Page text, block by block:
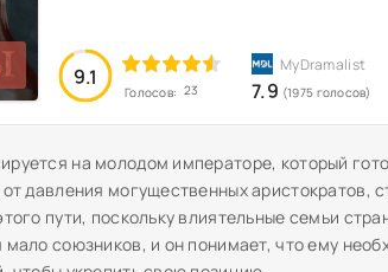
9.1
Голосов: 23 7.9 (1975 голосов)
на молодом императоре, который
давления могущественных аристократов,
пути, поскольку влиятельные семьи
союзников, и он понимает, что ему